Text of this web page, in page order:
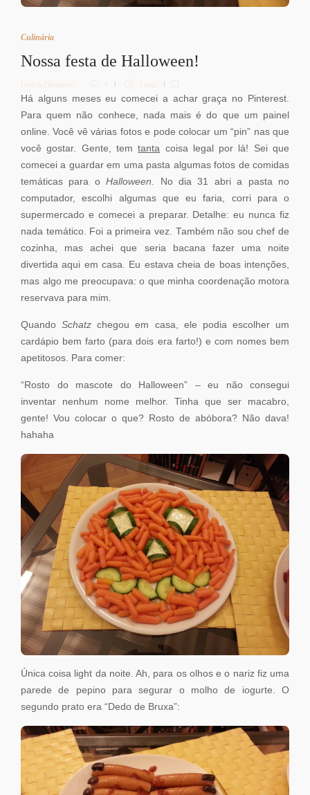
Culinária
Nossa festa de Halloween!
Letícia Diethelm 4 3 min
Há alguns meses eu comecei a achar graça no Pinterest.
Para quem não conhece, nada mais é do que um painel
online. Você vê várias fotos e pode colocar um “pin” nas que
você gostar. Gente, temtanta coisa legal por lá! Sei que
comecei a guardar em uma pasta algumas fotos de comidas
temáticas para oHalloween . No dia 31 abri a pasta no
computador, escolhi algumas que eu faria, corri para o
supermercado e comecei a preparar. Detalhe: eu nunca fiz
nada temático. Foi a primeira vez. Também não sou chef de
cozinha, mas achei que seria bacana fazer uma noite
divertida aqui em casa. Eu estava cheia de boas intenções,
mas algo me preocupava: o que minha coordenação motora
reservava para mim.
QuandoSchatz chegou em casa, ele podia escolher um
cardápio bem farto (para dois era farto!) e com nomes bem
apetitosos. Para comer:
“Rosto do mascote do Halloween” – eu não consegui
inventar nenhum nome melhor. Tinha que ser macabro,
gente! Vou colocar o que? Rosto de abóbora? Não dava!
hahaha
Única coisa light da noite. Ah, para os olhos e o nariz fiz uma
parede de pepino para segurar o molho de iogurte. O
segundo prato era “Dedo de Bruxa”: